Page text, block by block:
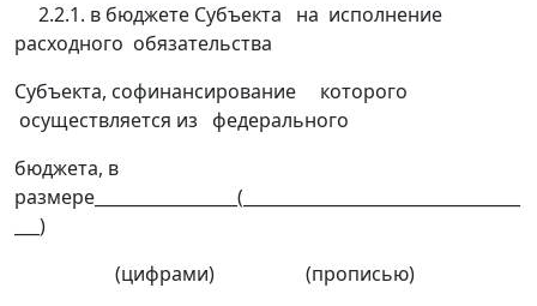
2.2.1. в бюджете Субъекта на исполнение
расходного обязательства
Субъекта, софинансирование которого
осуществляется из федерального
бюджета, в
размере_________________(_________________________________
___)
(цифрами) (прописью)